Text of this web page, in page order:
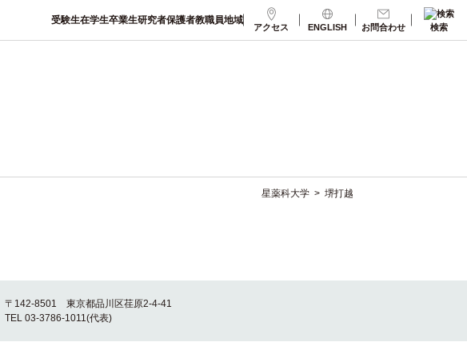
受験生在学生卒業生研究者保護者教職員地域
アクセス ENGLISH お問合わせ 検索
星薬科大学 > 堺打越
〒142-8501 東京都品川区荏原2-4-41
TEL 03-3786-1011(代表)